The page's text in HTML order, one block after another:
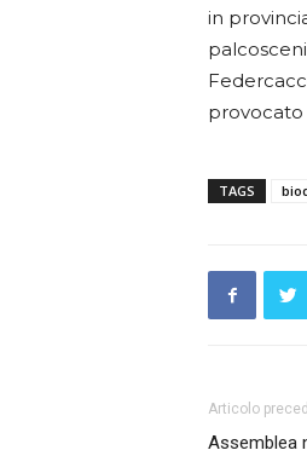
in
provocato
TAGS
Articolo
Assemblea